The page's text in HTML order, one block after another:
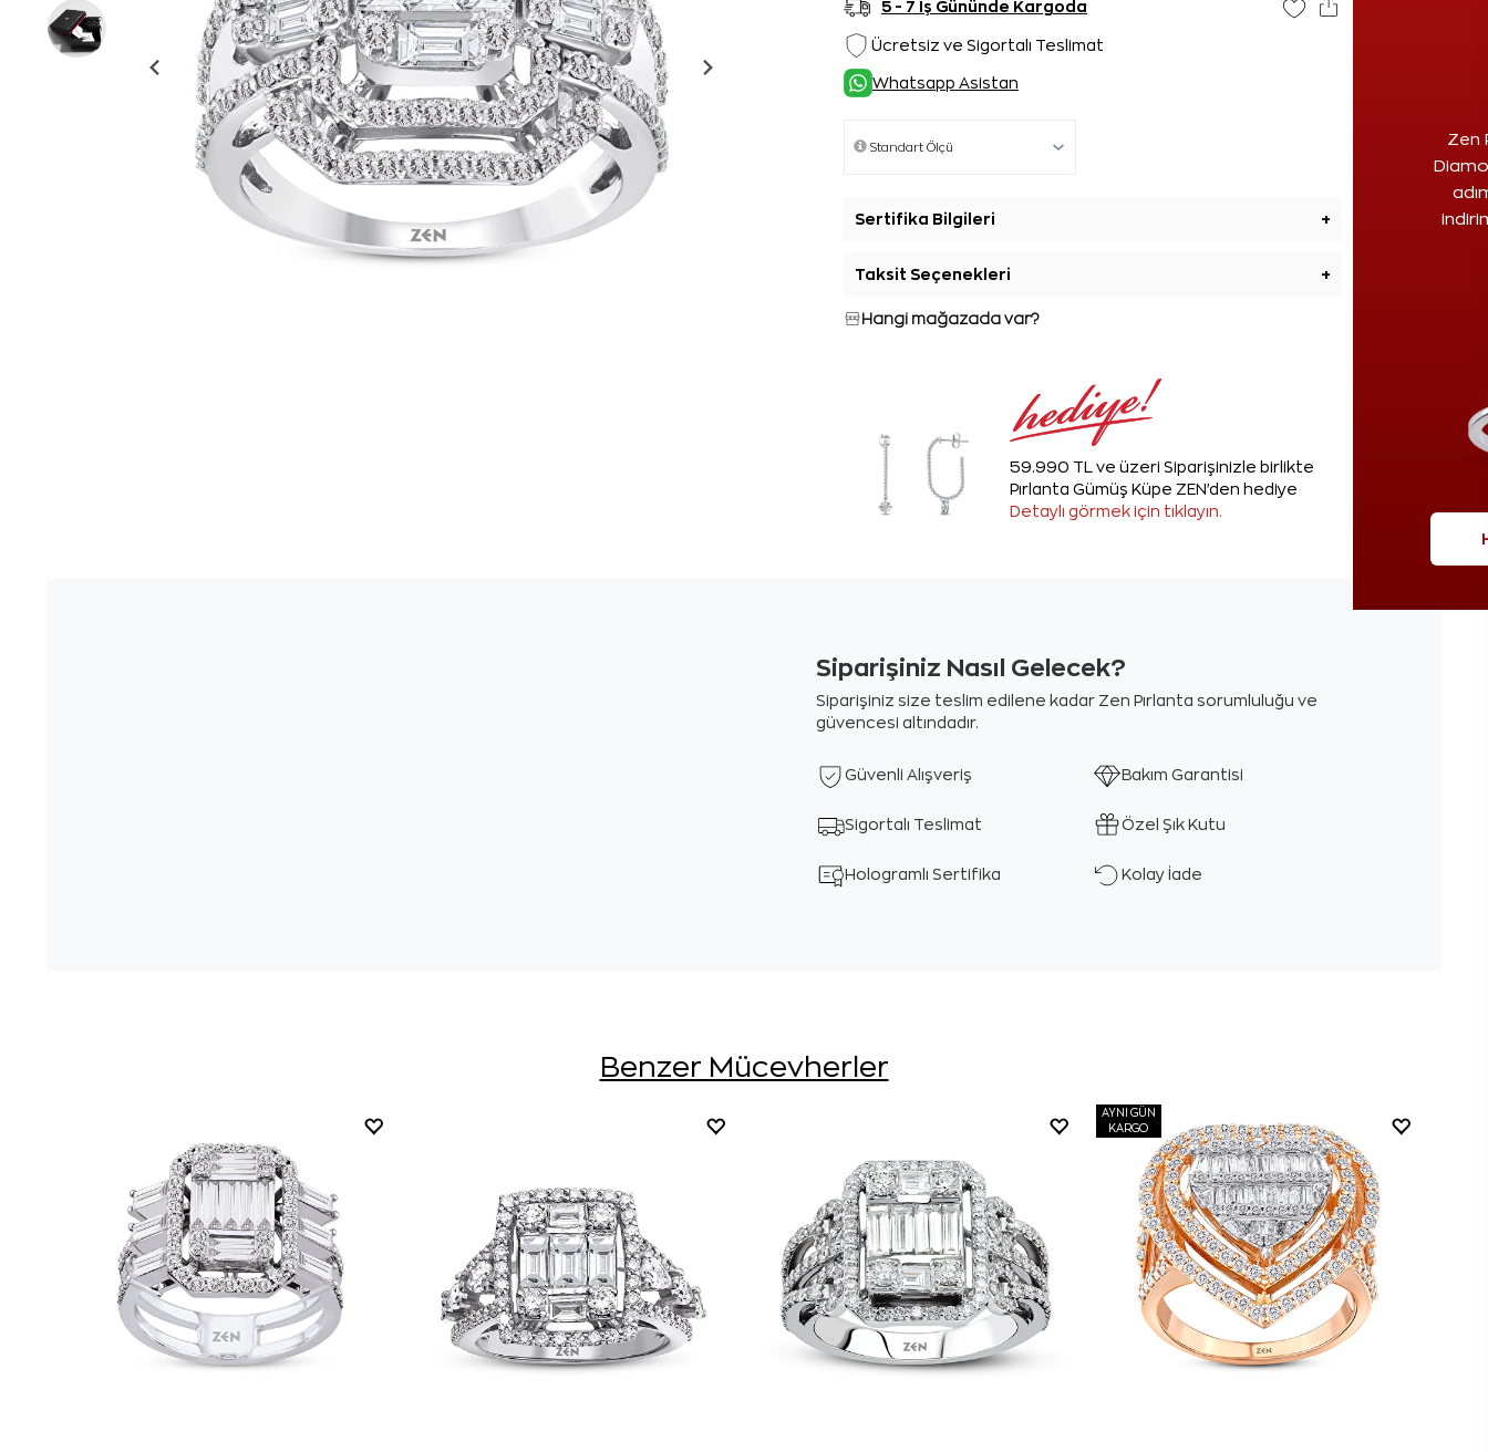
Zen
5 - 7 İş Gününde Kargoda
Ücretsiz ve Sigortalı Teslimat
Whatsapp Asistan
Sertifika Bilgileri +
Taksit Seçenekleri +
Hangi mağazada var?
59.990 TL ve üzeri Siparişinizle birlikte
Pırlanta Gümüş Küpe ZEN'den hediye
Detaylı görmek için tıklayın.
Siparişiniz Nasıl Gelecek?
Siparişiniz size teslim edilene kadar Zen Pırlanta sorumluluğu ve
güvencesi altındadır.
Güvenli Alışveriş Bakım Garantisi
Sigortalı Teslimat Özel Şık Kutu
Hologramlı Sertifika Kolay İade
Benzer Mücevherler
AYNI GÜN
KARGO